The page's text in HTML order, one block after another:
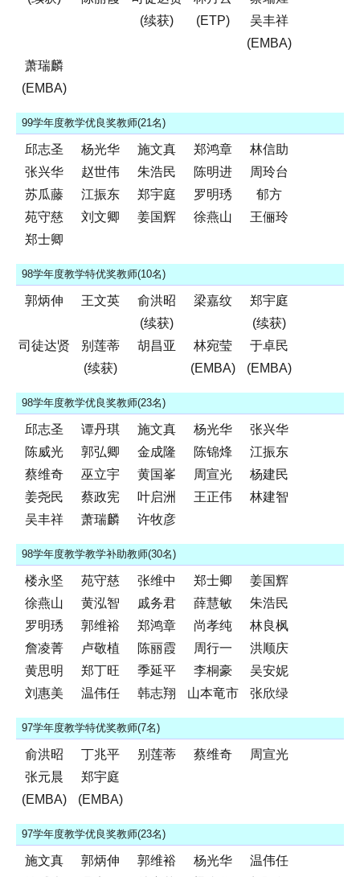
(续获)
(ETP)
吴丰祥
(EMBA)
萧瑞麟
(EMBA)
99学年度教学优良奖教师(21名)
邱志圣 杨光华 施文真 郑鸿章
林信助
张兴华
赵世伟 朱浩民 陈明进
周玲台
苏瓜藤
江振东 郑宇庭 罗明琇
郁方
苑守慈
刘文卿 姜国辉 徐燕山
王俪玲
郑士卿
98学年度教学特优奖教师(10名)
郭炳伸 王文英
俞洪昭
(续获)
梁嘉纹
郑宇庭
(续获)
司徒达贤
别莲蒂
(续获)
胡昌亚
林宛莹
(EMBA)
于卓民
(EMBA)
98学年度教学优良奖教师(23名)
邱志圣 谭丹琪 施文真 杨光华
张兴华
陈威光
郭弘卿 金成隆 陈锦烽
江振东
蔡维奇
巫立宇 黄国峯 周宣光
杨建民
姜尧民
蔡政宪 叶启洲 王正伟
林建智
吴丰祥
萧瑞麟 许牧彦
98学年度教学教学补助教师(30名)
楼永坚 苑守慈 张维中 郑士卿
姜国辉
徐燕山
黄泓智 戚务君 薛慧敏
朱浩民
罗明琇
郭维裕 郑鸿章 尚孝纯
林良枫
詹凌菁
卢敬植 陈丽霞 周行一
洪顺庆
黄思明
郑丁旺 季延平 李桐豪
吴安妮
刘惠美
温伟任 韩志翔 山本竜市 张欣绿
97学年度教学特优奖教师(7名)
俞洪昭 丁兆平 别莲蒂 蔡维奇
周宣光
张元晨
(EMBA)
郑宇庭
(EMBA)
97学年度教学优良奖教师(23名)
施文真 郭炳伸 郭维裕 杨光华
温伟任